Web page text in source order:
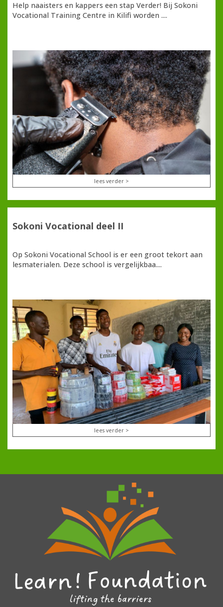
Help naaisters en kappers een stap Verder! Bij Sokoni
Vocational Training Centre in Kilifi worden ....
lees verder >
Sokoni Vocational deel II
Op Sokoni Vocational School is er een groot tekort aan
lesmaterialen. Deze school is vergelijkbaa....
lees verder >